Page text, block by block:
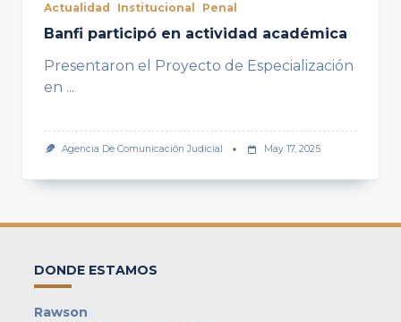
Actualidad Institucional Penal
Banfi participó en actividad académica
Presentaron el Proyecto de Especialización
en ...
Agencia De Comunicación Judicial May 17, 2025
DONDE ESTAMOS
Rawson